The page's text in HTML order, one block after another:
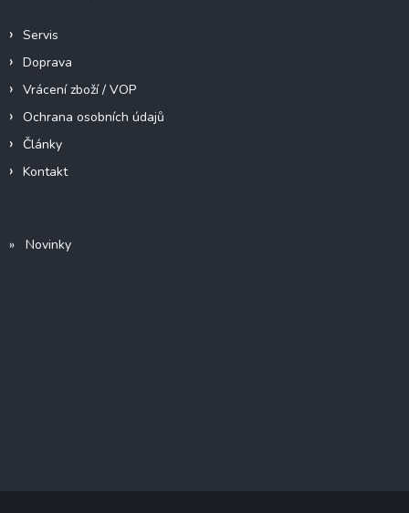
Servis
Doprava
Vrácení zboží / VOP
Ochrana osobních údajů
Články
Kontakt
» Novinky